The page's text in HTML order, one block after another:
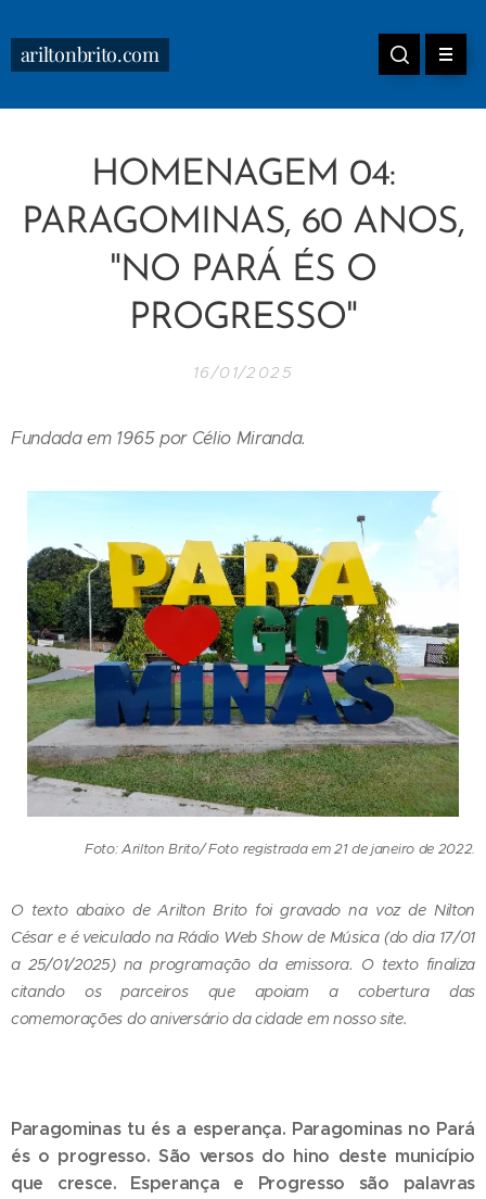
ariltonbrito.com
HOMENAGEM 04:
PARAGOMINAS, 60 ANOS,
"NO PARÁ ÉS O
PROGRESSO"
16/01/2025
Fundada em 1965 por Célio Miranda.
Foto: Arilton Brito/ Foto registrada em 21 de janeiro de 2022.
O texto abaixo de Arilton Brito foi gravado na voz de Nilton
César e é veiculado na Rádio Web Show de Música (do dia 17/01
a 25/01/2025) na programação da emissora. O texto finaliza
citando os parceiros que apoiam a cobertura das
comemorações do aniversário da cidade em nosso site.
Paragominas tu és a esperança. Paragominas no Pará
és o progresso. São versos do hino deste município
que cresce. Esperança e Progresso são palavras